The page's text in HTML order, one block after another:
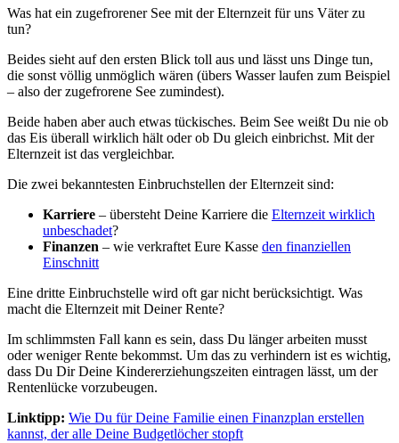
Was hat ein zugefrorener See mit der Elternzeit für uns Väter zu
tun?
Beides sieht auf den ersten Blick toll aus und lässt uns Dinge tun,
die sonst völlig unmöglich wären (übers Wasser laufen zum Beispiel
– also der zugefrorene See zumindest).
Beide haben aber auch etwas tückisches. Beim See weißt Du nie ob
das Eis überall wirklich hält oder ob Du gleich einbrichst. Mit der
Elternzeit ist das vergleichbar.
Die zwei bekanntesten Einbruchstellen der Elternzeit sind:
Karriere – übersteht Deine Karriere die Elternzeit wirklich
unbeschadet?
Finanzen – wie verkraftet Eure Kasse den finanziellen
Einschnitt
Eine dritte Einbruchstelle wird oft gar nicht berücksichtigt. Was
macht die Elternzeit mit Deiner Rente?
Im schlimmsten Fall kann es sein, dass Du länger arbeiten musst
oder weniger Rente bekommst. Um das zu verhindern ist es wichtig,
dass Du Dir Deine Kindererziehungszeiten eintragen lässt, um der
Rentenlücke vorzubeugen.
Linktipp: Wie Du für Deine Familie einen Finanzplan erstellen
kannst, der alle Deine Budgetlöcher stopft